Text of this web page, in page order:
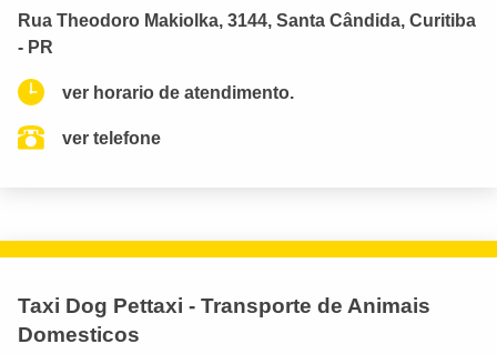
Rua Theodoro Makiolka, 3144, Santa Cândida, Curitiba
- PR
ver horario de atendimento.
ver telefone
Taxi Dog Pettaxi - Transporte de Animais
Domesticos